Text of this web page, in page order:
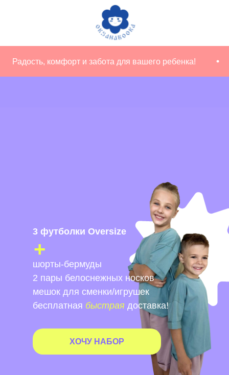
Радость, комфорт и забота для вашего ребенка!
шорты-бермуды
2 пары белоснежных носков
мешок для сменки/игрушек
бесплатная быстрая доставка!
+
3 футболки Oversize
ХОЧУ НАБОР